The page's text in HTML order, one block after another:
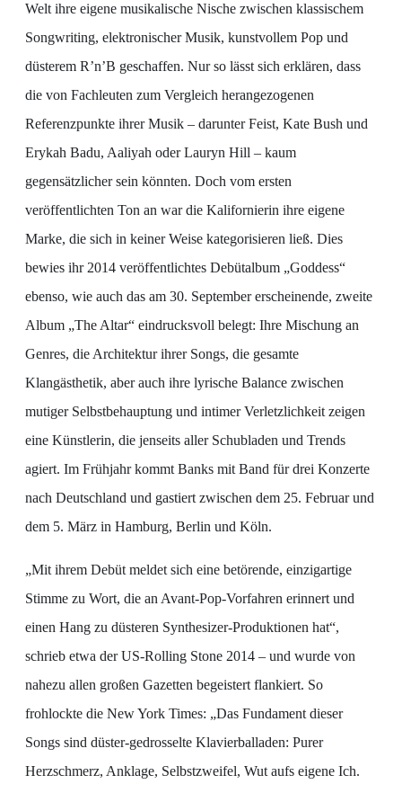
Welt ihre eigene musikalische Nische zwischen klassischem
Songwriting, elektronischer Musik, kunstvollem Pop und
düsterem R’n’B geschaffen. Nur so lässt sich erklären, dass
die von Fachleuten zum Vergleich herangezogenen
Referenzpunkte ihrer Musik – darunter Feist, Kate Bush und
Erykah Badu, Aaliyah oder Lauryn Hill – kaum
gegensätzlicher sein könnten. Doch vom ersten
veröffentlichten Ton an war die Kalifornierin ihre eigene
Marke, die sich in keiner Weise kategorisieren ließ. Dies
bewies ihr 2014 veröffentlichtes Debütalbum „Goddess“
ebenso, wie auch das am 30. September erscheinende, zweite
Album „The Altar“ eindrucksvoll belegt: Ihre Mischung an
Genres, die Architektur ihrer Songs, die gesamte
Klangästhetik, aber auch ihre lyrische Balance zwischen
mutiger Selbstbehauptung und intimer Verletzlichkeit zeigen
eine Künstlerin, die jenseits aller Schubladen und Trends
agiert. Im Frühjahr kommt Banks mit Band für drei Konzerte
nach Deutschland und gastiert zwischen dem 25. Februar und
dem 5. März in Hamburg, Berlin und Köln.
„Mit ihrem Debüt meldet sich eine betörende, einzigartige
Stimme zu Wort, die an Avant-Pop-Vorfahren erinnert und
einen Hang zu düsteren Synthesizer-Produktionen hat“,
schrieb etwa der US-Rolling Stone 2014 – und wurde von
nahezu allen großen Gazetten begeistert flankiert. So
frohlockte die New York Times: „Das Fundament dieser
Songs sind düster-gedrosselte Klavierballaden: Purer
Herzschmerz, Anklage, Selbstzweifel, Wut aufs eigene Ich.